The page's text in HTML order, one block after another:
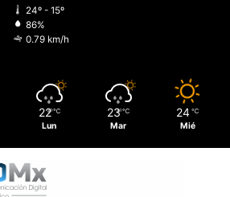
24º - 15º
86%
0.79 km/h
22 ℃
Lun
23 ℃
Mar
24 ℃
Mié